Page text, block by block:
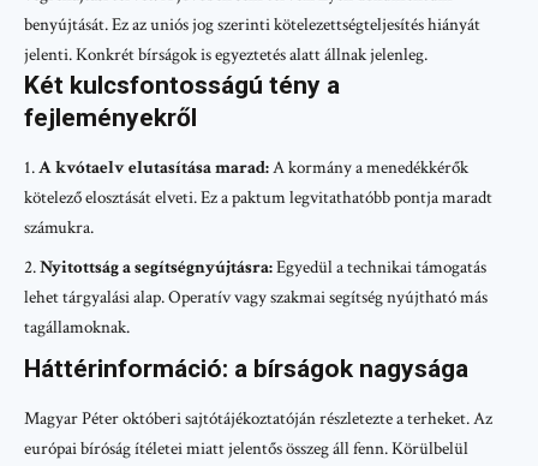
benyújtását. Ez az uniós jog szerinti kötelezettségteljesítés hiányát
jelenti. Konkrét bírságok is egyeztetés alatt állnak jelenleg.
Két kulcsfontosságú tény a
fejleményekről
A kvótaelv elutasítása marad:A kormány a menedékkérők
kötelező elosztását elveti. Ez a paktum legvitathatóbb pontja maradt
számukra.
Nyitottság a segítségnyújtásra:Egyedül a technikai támogatás
lehet tárgyalási alap. Operatív vagy szakmai segítség nyújtható más
tagállamoknak.
Háttérinformáció: a bírságok nagysága
Magyar Péter októberi sajtótájékoztatóján részletezte a terheket. Az
európai bíróság ítéletei miatt jelentős összeg áll fenn. Körülbelül